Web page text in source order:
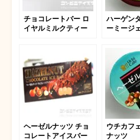
チョコレートバー ロ
イヤルミルクティー
ハーゲン
ーミージ
ヘーゼルナッツ チョ
コレートアイスバー
ウチカフ
ナッツ